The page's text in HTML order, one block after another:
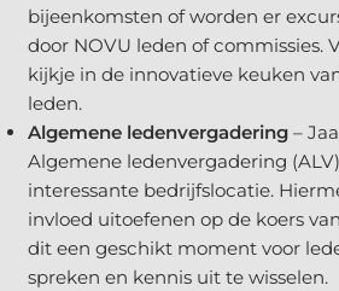
bijeenkomsten of worden er
door NOVU leden of commissies.
kijkje in de innovatieve keuken
leden.
Algemene ledenvergadering –
Algemene ledenvergadering
interessante bedrijfslocatie.
invloed uitoefenen op de koers
dit een geschikt moment voor
spreken en kennis uit te wisselen.